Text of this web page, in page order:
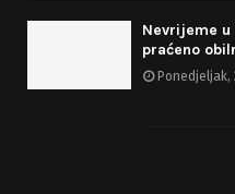
Nevrijeme u
praćeno
Ponedjeljak,